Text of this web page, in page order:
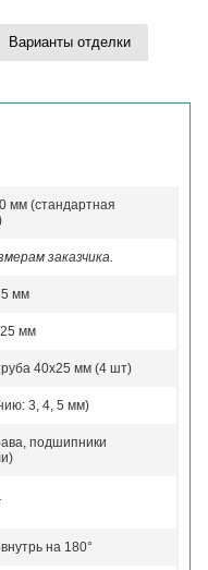
Варианты отделки
мм (стандартная
заказчика.
мм
мм
40х25 мм (4 шт)
3, 4, 5 мм)
подшипники
на 180°